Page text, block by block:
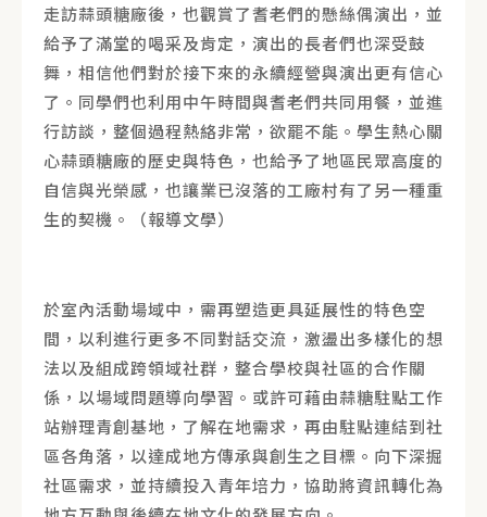
走訪蒜頭糖廠後，也觀賞了耆老們的懸絲偶演出，並
給予了滿堂的喝采及肯定，演出的長者們也深受鼓
舞，相信他們對於接下來的永續經營與演出更有信心
了。同學們也利用中午時間與耆老們共同用餐，並進
行訪談，整個過程熱絡非常，欲罷不能。學生熱心關
心蒜頭糖廠的歷史與特色，也給予了地區民眾高度的
自信與光榮感，也讓業已沒落的工廠村有了另一種重
生的契機。（報導文學）
於室內活動場域中，​需再塑造更具延展性的特色空
間，以利進行更多不同對話交流，激盪出多樣化的想
法以及組成跨領域社群，整合學校與社區的合作關
係，以場域問題導向學習。或許可藉由蒜糖駐點工作
站辦理青創基地，了解在地需求，再由駐點連結到社
區各角落，以達成地方傳承與創生之目標。向下深掘
社區需求，並持續投入青年培力，協助將資訊轉化為